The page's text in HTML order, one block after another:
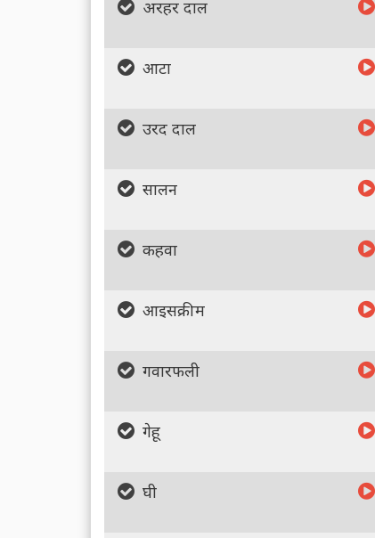
अरहर दाल
आटा
उरद दाल
सालन
कहवा
आइसक्रीम
गवारफली
गेहू
घी